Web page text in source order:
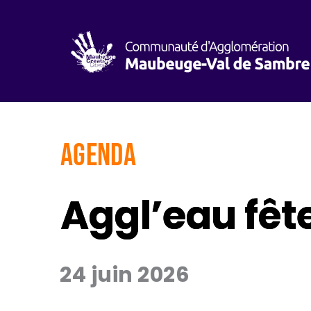
AGENDA
Aggl’eau
24 juin 2026